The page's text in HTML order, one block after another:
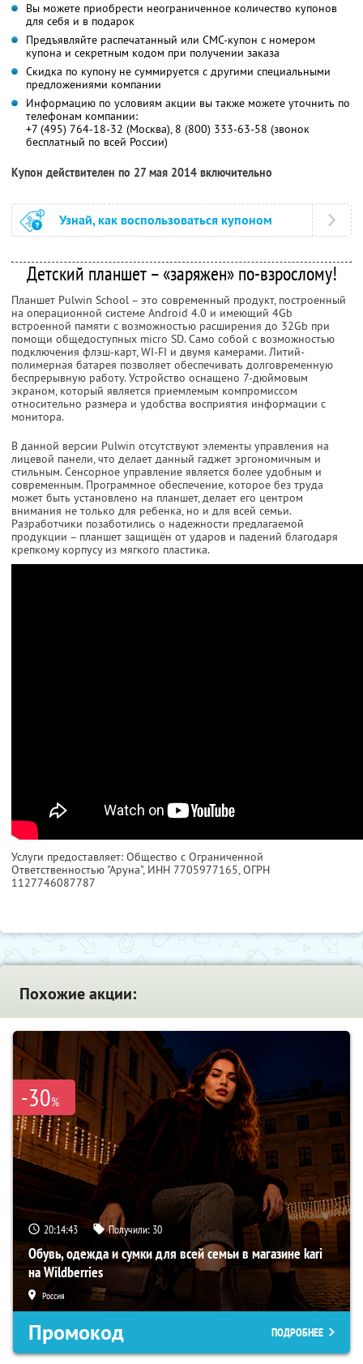
Вы можете приобрести неограниченное количество купонов
для себя и в подарок
Предъявляйте распечатанный или СМС-купон с номером
купона и секретным кодом при получении заказа
Скидка по купону не суммируется с другими специальными
предложениями компании
Информацию по условиям акции вы также можете уточнить по
телефонам компании:
+7 (495) 764-18-32 (Москва), 8 (800) 333-63-58 (звонок
бесплатный по всей России)
Купон действителен по 27 мая 2014 включительно
Узнай, как воспользоваться купоном
Детский планшет – «заряжен» по-взрослому!
Планшет Pulwin School – это современный продукт, построенный
на операционной системе Android 4.0 и имеющий 4Gb
встроенной памяти с возможностью расширения до 32Gb при
помощи общедоступных micro SD. Само собой с возможностью
подключения флэш-карт, WI-FI и двумя камерами. Литий-
полимерная батарея позволяет обеспечивать долговременную
беспрерывную работу. Устройство оснащено 7-дюймовым
экраном, который является приемлемым компромиссом
относительно размера и удобства восприятия информации с
монитора.
В данной версии Pulwin отсутствуют элементы управления на
лицевой панели, что делает данный гаджет эргономичным и
стильным. Сенсорное управление является более удобным и
современным. Программное обеспечение, которое без труда
может быть установлено на планшет, делает его центром
внимания не только для ребенка, но и для всей семьи.
Разработчики позаботились о надежности предлагаемой
продукции – планшет защищён от ударов и падений благодаря
крепкому корпусу из мягкого пластика.
Услуги предоставляет: Общество с Ограниченной
Ответственностью "Аруна", ИНН 7705977165, ОГРН
1127746087787
Похожие акции:
-30%
20:14:42 Получили: 30
Обувь, одежда и сумки для всей семьи в магазине kari
на Wildberries
Россия
Промокод ПОДРОБНЕЕ